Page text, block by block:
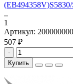
..
1
Артикул:
507 ₽
-
Купить